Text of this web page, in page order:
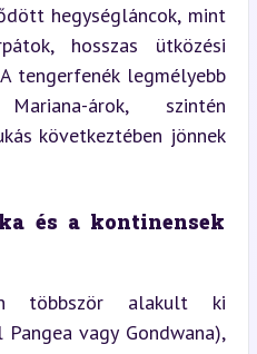
hegységláncok, mint
hosszas ütközési
tengerfenék legmélyebb
árok, szintén
következtében jönnek
és a kontinensek
többször alakult ki
vagy Gondwana),